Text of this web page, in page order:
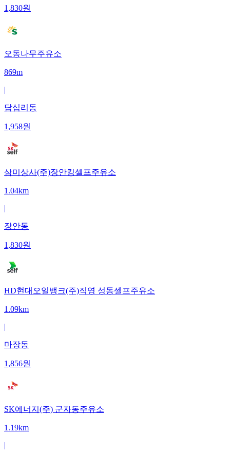
1,830원
오동나무주유소
869m
|
답십리동
1,958원
삼미상사(주)장안킹셀프주유소
1.04km
|
장안동
1,830원
HD현대오일뱅크(주)직영 성동셀프주유소
1.09km
|
마장동
1,856원
SK에너지(주) 군자동주유소
1.19km
|